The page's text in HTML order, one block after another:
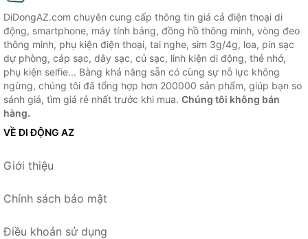
DiDongAZ.com chuyên cung cấp thông tin giá cả điện thoại di
động, smartphone, máy tính bảng, đồng hồ thông minh, vòng đeo
thông minh, phụ kiện điện thoại, tai nghe, sim 3g/4g, loa, pin sạc
dự phòng, cáp sạc, dây sạc, củ sạc, linh kiện di động, thẻ nhớ,
phụ kiện selfie... Bằng khả năng sẵn có cùng sự nỗ lực không
ngừng, chúng tôi đã tổng hợp hơn 200000 sản phẩm, giúp bạn so
sánh giá, tìm giá rẻ nhất trước khi mua. Chúng tôi không bán
hàng.
VỀ DI ĐỘNG AZ
Giới thiệu
Chính sách bảo mật
Điều khoản sử dụng